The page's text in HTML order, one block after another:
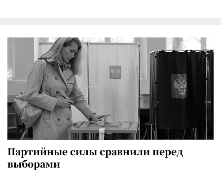
Партийные силы сравнили перед
выборами